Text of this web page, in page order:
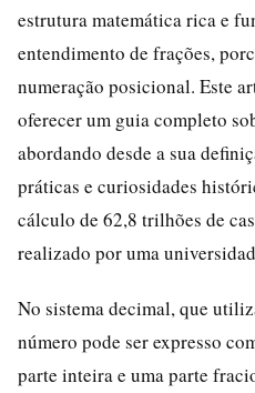
estrutura matemática rica e
entendimento de frações,
numeração posicional. Este
oferecer um guia completo
abordando desde a sua
práticas e curiosidades
cálculo de 62,8 trilhões de
realizado por uma
No sistema decimal, que
número pode ser expresso
parte inteira e uma parte